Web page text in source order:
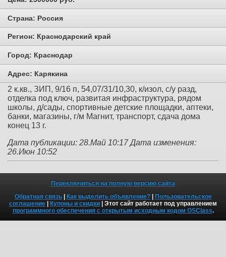
Страна: Россия
Регион: Краснодарский край
Город: Краснодар
Адрес: Карякина
2 к.кв., ЗИП, 9/16 п, 54,07/31/10,30, к/изол, с/у разд,
отделка под ключ, развитая инфраструктура, рядом
школы, д/сады, спортивные детские площадки, аптеки,
банки, магазины, г/м Магнит, транспорт, сдача дома
конец 13 г.
Дата публикации: 28.Май 10:17 Дата изменения:
26.Июн 10:52
Переключиться на полную версию сайта
Обратная связь| Как выделить объявление?|
Пользовательское
соглашение
Купоны и скидки | Этот сайт работает под управлением
программного обеспечения с открытым исходным кодом OSClass.